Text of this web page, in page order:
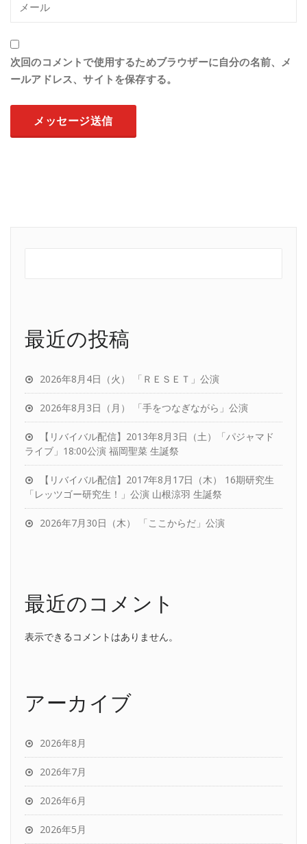
次回のコメントで使用するためブラウザーに自分の名前、メ
ールアドレス、サイトを保存する。
最近の投稿
2026年8月4日（火） 「ＲＥＳＥＴ」公演
2026年8月3日（月） 「手をつなぎながら」公演
【リバイバル配信】2013年8月3日（土）「パジャマド
ライブ」18:00公演 福岡聖菜 生誕祭
【リバイバル配信】2017年8月17日（木） 16期研究生
「レッツゴー研究生！」公演 山根涼羽 生誕祭
2026年7月30日（木） 「ここからだ」公演
最近のコメント
表示できるコメントはありません。
アーカイブ
2026年8月
2026年7月
2026年6月
2026年5月